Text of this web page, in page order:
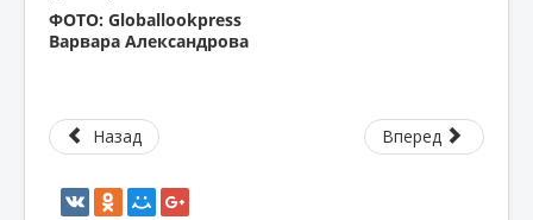
ФОТО: Globallookpress
Варвара Александрова
Назад Вперед